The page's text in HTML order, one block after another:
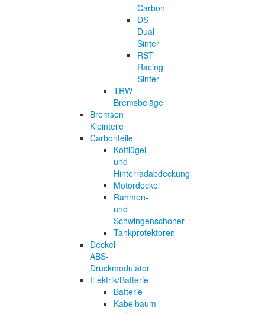
Carbon
DS
Dual
Sinter
RST
Racing
Sinter
TRW
Bremsbeläge
Bremsen
Kleinteile
Carbonteile
Kotflügel
und
Hinterradabdeckung
Motordeckel
Rahmen-
und
Schwingenschoner
Tankprotektoren
Deckel
ABS-
Druckmodulator
Elektrik/Batterie
Batterie
Kabelbaum